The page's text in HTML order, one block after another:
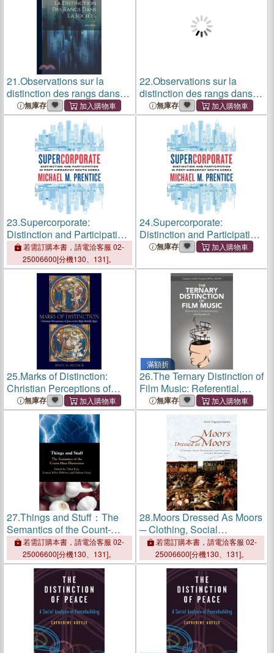
21.Observations sur la
distinction des rangs dans la
société
無庫存
22.Observations sur la
distinction des rangs dans la
société
無庫存
23.Supercorporate:
Distinction and Participation
in Post-Hierarchy South
Korea
若需訂購本書，請電洽客服 02-
25006600[分機130、131]。
24.Supercorporate:
Distinction and Participation
in Post-Hierarchy South
無庫存
25.Marks of Distinction:
Christian Perceptions of
Jews in the High Middle
Ages
無庫存
滿額折
26.The Ternary Distinction of
Film Music: Referential,
Complementary, and
Epistemic
無庫存
27.Things and Stuff：The
Semantics of the Count-
Mass Distinction
若需訂購本書，請電洽客服 02-
25006600[分機130、131]。
28.Moors Dressed As Moors
─ Clothing, Social
Distinction and Ethnicity in
Early Modern Iberia
若需訂購本書，請電洽客服 02-
25006600[分機130、131]。